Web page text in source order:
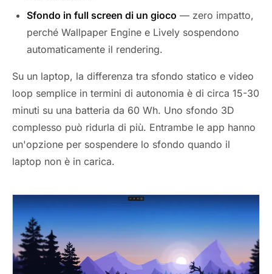
Sfondo in full screen di un gioco — zero impatto,
perché Wallpaper Engine e Lively sospendono
automaticamente il rendering.
Su un laptop, la differenza tra sfondo statico e video
loop semplice in termini di autonomia è di circa 15-30
minuti su una batteria da 60 Wh. Uno sfondo 3D
complesso può ridurla di più. Entrambe le app hanno
un'opzione per sospendere lo sfondo quando il
laptop non è in carica.